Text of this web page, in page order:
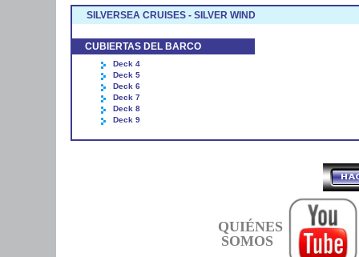
SILVERSEA CRUISES - SILVER WIND
CUBIERTAS DEL BARCO
Deck 4
Deck 5
Deck 6
Deck 7
Deck 8
Deck 9
QUIÉNES
SOMOS